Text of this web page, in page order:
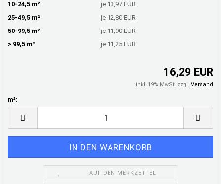
10-24,5 m²
je 13,97 EUR
25-49,5 m²
je 12,80 EUR
50-99,5 m²
je 11,90 EUR
> 99,5 m²
je 11,25 EUR
16,29 EUR
inkl. 19% MwSt. zzgl. Versand
m²:
AUF DEN MERKZETTEL